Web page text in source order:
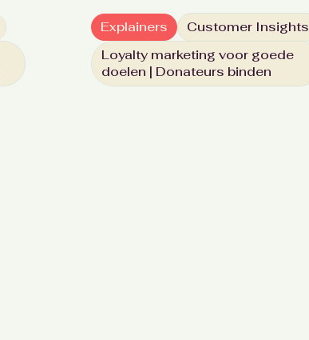
Explainers
Customer Insights
Loyalty marketing voor goede
doelen | Donateurs binden